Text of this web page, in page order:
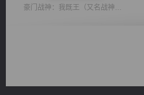
豪门战神：我既王（又名战神归来不败神婿修罗战神）